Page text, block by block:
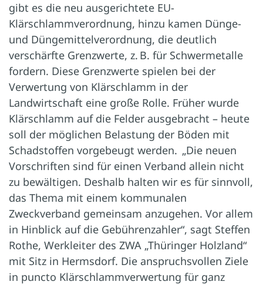
gibt es die neu ausgerichtete EU-
Klärschlammverordnung, hinzu kamen Dünge-
und Düngemittelverordnung, die deutlich
verschärfte Grenzwerte, z. B. für Schwermetalle
fordern. Diese Grenzwerte spielen bei der
Verwertung von Klärschlamm in der
Landwirtschaft eine große Rolle. Früher wurde
Klärschlamm auf die Felder ausgebracht – heute
soll der möglichen Belastung der Böden mit
Schadstoffen vorgebeugt werden. „Die neuen
Vorschriften sind für einen Verband allein nicht
zu bewältigen. Deshalb halten wir es für sinnvoll,
das Thema mit einem kommunalen
Zweckverband gemeinsam anzugehen. Vor allem
in Hinblick auf die Gebührenzahler“, sagt Steffen
Rothe, Werkleiter des ZWA „Thüringer Holzland“
mit Sitz in Hermsdorf. Die anspruchsvollen Ziele
in puncto Klärschlammverwertung für ganz